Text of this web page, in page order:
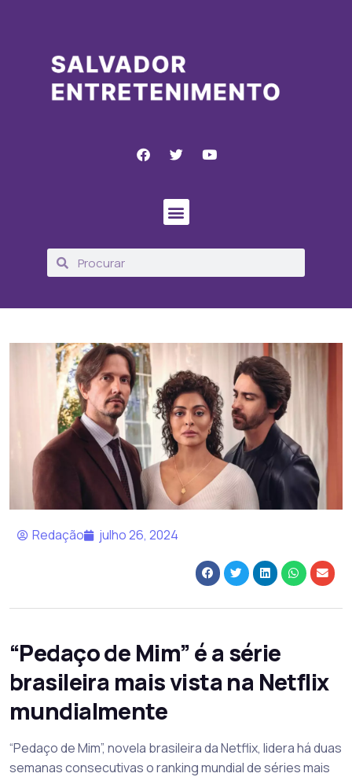
Redação julho 26, 2024
“Pedaço de Mim” é a série
brasileira mais vista na Netflix
mundialmente
“Pedaço de Mim”, novela brasileira da Netflix, lidera há duas
semanas consecutivas o ranking mundial de séries mais